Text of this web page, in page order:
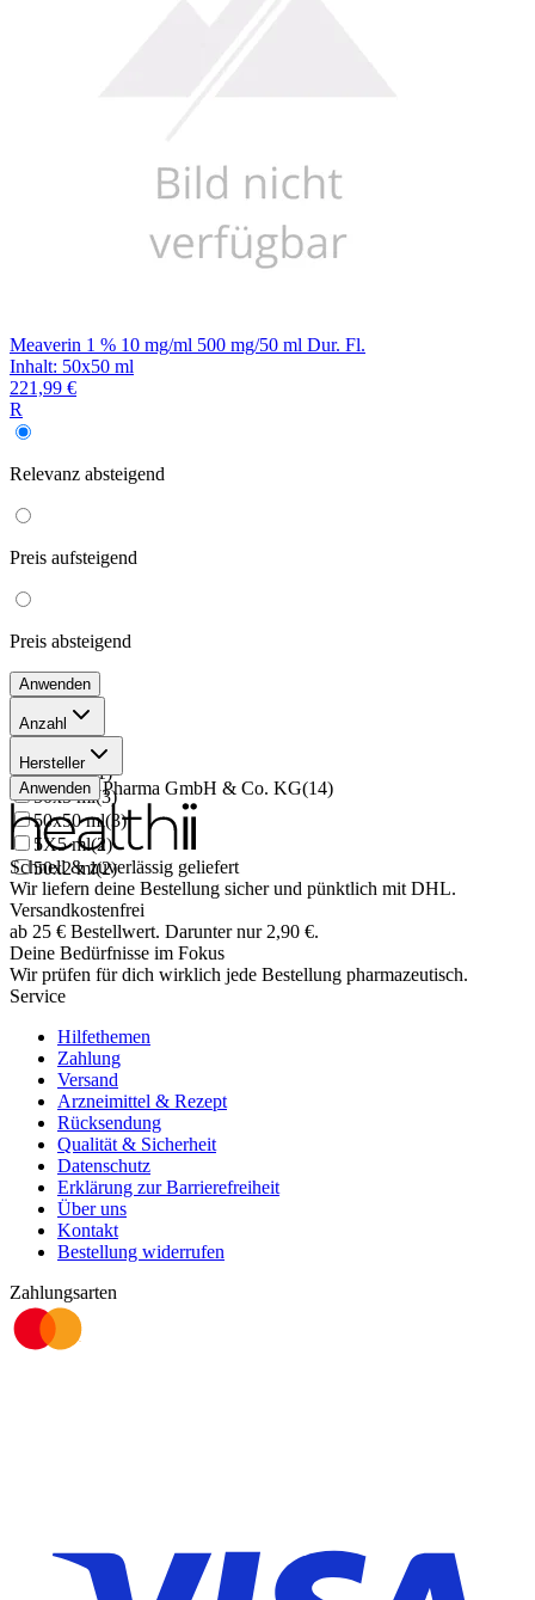
Meaverin 1 % 10 mg/ml 500 mg/50 ml Dur. Fl.
Inhalt: 50x50 ml
221,99 €
R
Relevanz absteigend
Preis aufsteigend
Preis absteigend
Anwenden
Anzahl
5x50 ml( 3
5X2 ml(1)
50x5 ml(3)
50x50 ml(3)
5X5 ml(2)
50x2 ml(2)
Hersteller
PUREN Pharma GmbH & Co. KG(14)
Anwenden
Schnell & zuverlässig geliefert
Wir liefern deine Bestellung sicher und pünktlich mit DHL.
Versandkostenfrei
ab 25 € Bestellwert. Darunter nur 2,90 €.
Deine Bedürfnisse im Fokus
Wir prüfen für dich wirklich jede Bestellung pharmazeutisch.
Service
Hilfethemen
Zahlung
Versand
Arzneimittel & Rezept
Rücksendung
Qualität & Sicherheit
Datenschutz
Erklärung zur Barrierefreiheit
Über uns
Kontakt
Bestellung widerrufen
Zahlungsarten